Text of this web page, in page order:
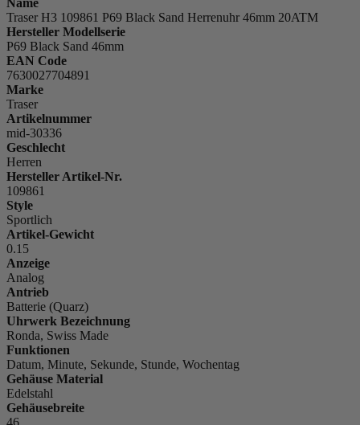
Name
Traser H3 109861 P69 Black Sand Herrenuhr 46mm 20ATM
Hersteller Modellserie
P69 Black Sand 46mm
EAN Code
7630027704891
Marke
Traser
Artikelnummer
mid-30336
Geschlecht
Herren
Hersteller Artikel-Nr.
109861
Style
Sportlich
Artikel-Gewicht
0.15
Anzeige
Analog
Antrieb
Batterie (Quarz)
Uhrwerk Bezeichnung
Ronda, Swiss Made
Funktionen
Datum, Minute, Sekunde, Stunde, Wochentag
Gehäuse Material
Edelstahl
Gehäusebreite